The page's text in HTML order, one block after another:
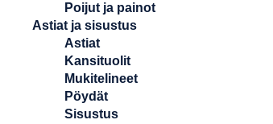
Poijut ja painot
Astiat ja sisustus
Astiat
Kansituolit
Mukitelineet
Pöydät
Sisustus